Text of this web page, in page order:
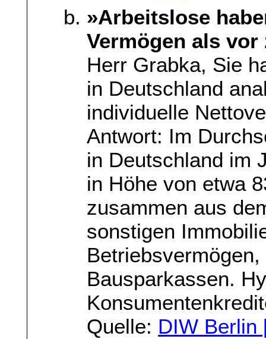
»Arbeitslose
Vermögen als vor
Herr Grabka, Sie
in Deutschland
individuelle
Antwort: Im
in Deutschland im
in Höhe von etwa
zusammen aus
sonstigen
Bausparkassen.
Quelle: DIW Berlin